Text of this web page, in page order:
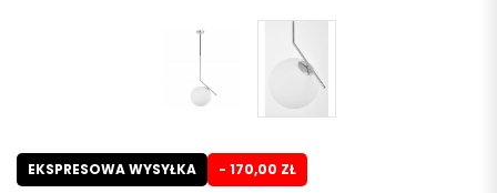
EKSPRESOWA WYSYŁKA - 170,00 ZŁ